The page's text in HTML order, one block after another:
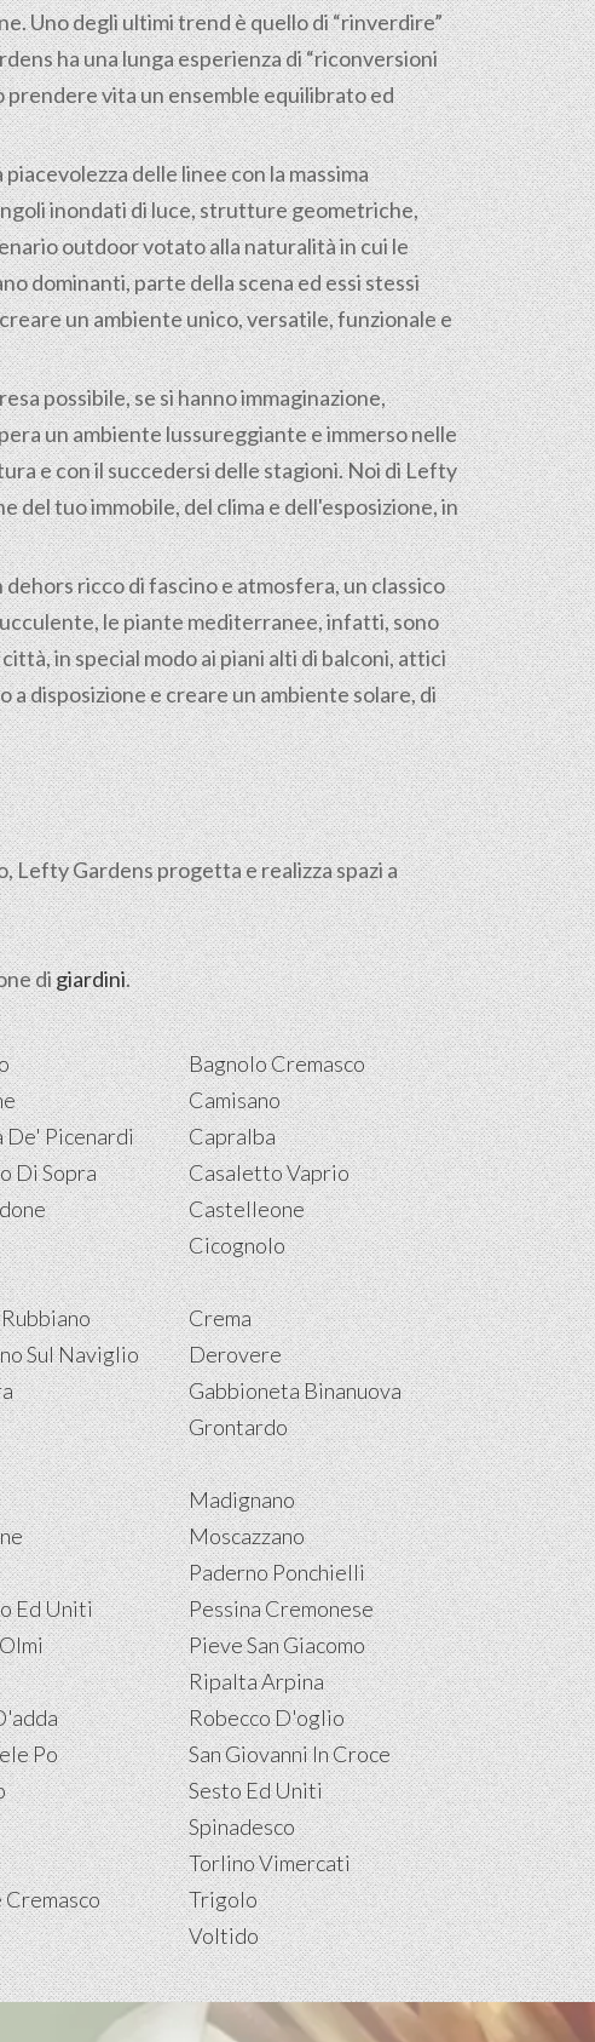
Uno degli ultimi trend è quello di “rinverdire”
ha una lunga esperienza di “riconversioni
prendere vita un ensemble equilibrato ed
delle linee con la massima
inondati di luce, strutture geometriche,
outdoor votato alla naturalità in cui le
dominanti, parte della scena ed essi stessi
un ambiente unico, versatile, funzionale e
possibile, se si hanno immaginazione,
un ambiente lussureggiante e immerso nelle
e con il succedersi delle stagioni. Noi di Lefty
tuo immobile, del clima e dell'esposizione, in
ricco di fascino e atmosfera, un classico
le piante mediterranee, infatti, sono
in special modo ai piani alti di balconi, attici
disposizione e creare un ambiente solare, di
Lefty Gardens progetta e realizza spazi a
digiardini.
Bagnolo Cremasco
Camisano
De' Picenardi
Capralba
Di Sopra
Casaletto Vaprio
Castelleone
Cicognolo
Crema
Sul Naviglio
Derovere
Gabbioneta Binanuova
Grontardo
Madignano
Moscazzano
Paderno Ponchielli
Ed Uniti
Pessina Cremonese
Pieve San Giacomo
Ripalta Arpina
Robecco D'oglio
Po
San Giovanni In Croce
Sesto Ed Uniti
Spinadesco
Torlino Vimercati
Trigolo
Voltido